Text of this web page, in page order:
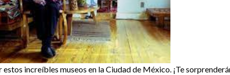
increíbles museos en la Ciudad de México. ¡Te